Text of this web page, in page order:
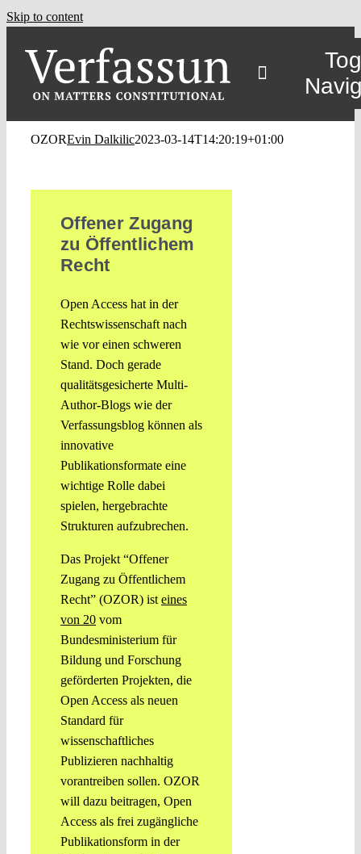
Skip to content
OZOREvin Dalkilic2023-03-14T14:20:19+01:00
Offener Zugang
zu Öffentlichem
Recht
Open Access hat in der
Rechtswissenschaft nach
wie vor einen schweren
Stand. Doch gerade
qualitätsgesicherte Multi-
Author-Blogs wie der
Verfassungsblog können als
innovative
Publikationsformate eine
wichtige Rolle dabei
spielen, hergebrachte
Strukturen aufzubrechen.
Das Projekt “Offener
Zugang zu Öffentlichem
Recht” (OZOR) ist eines
von 20vom
Bundesministerium für
Bildung und Forschung
geförderten Projekten, die
Open Access als neuen
Standard für
wissenschaftliches
Publizieren nachhaltig
vorantreiben sollen. OZOR
will dazu beitragen, Open
Access als frei zugängliche
Publikationsform in der